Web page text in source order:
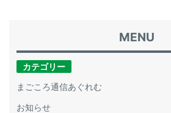
カテゴリー
まごころ通信あぐれむ
お知らせ